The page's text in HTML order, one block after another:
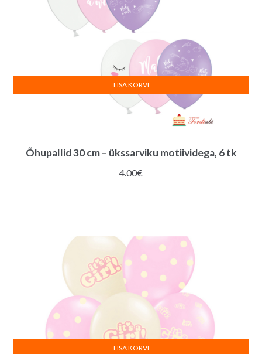
Õhupallid 30 cm – ükssarviku motiividega, 6 tk
4.00€
LISA KORVI
LISA KORVI